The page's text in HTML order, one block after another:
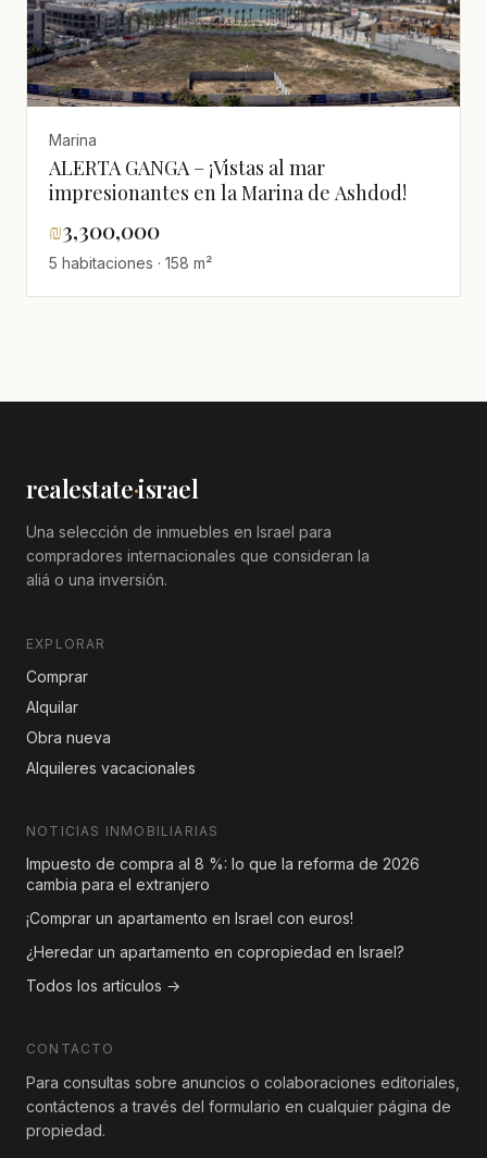
Marina
ALERTA GANGA – ¡Vistas al mar
impresionantes en la Marina de Ashdod!
₪3,300,000
5 habitaciones · 158 m²
realestate·israel
Una selección de inmuebles en Israel para
compradores internacionales que consideran la
aliá o una inversión.
EXPLORAR
Comprar
Alquilar
Obra nueva
Alquileres vacacionales
NOTICIAS INMOBILIARIAS
Impuesto de compra al 8 %: lo que la reforma de 2026
cambia para el extranjero
¡Comprar un apartamento en Israel con euros!
¿Heredar un apartamento en copropiedad en Israel?
Todos los artículos →
CONTACTO
Para consultas sobre anuncios o colaboraciones editoriales,
contáctenos a través del formulario en cualquier página de
propiedad.